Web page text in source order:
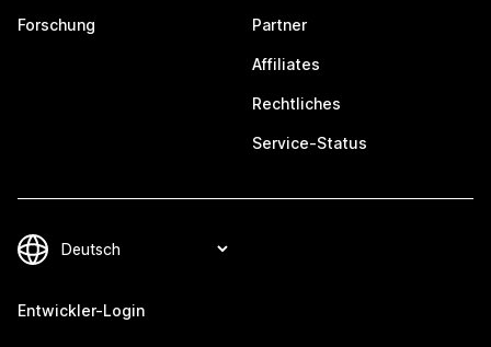
Forschung Partner
Affiliates
Rechtliches
Service-Status
Entwickler-Login